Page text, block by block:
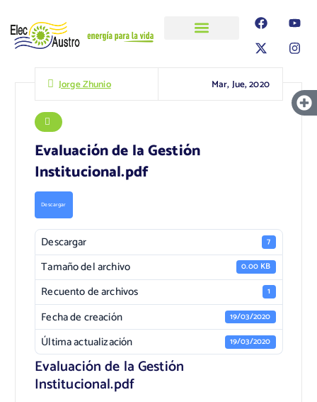
Jorge Zhunio Mar, Jue, 2020
Evaluación de la Gestión
Institucional.pdf
Descargar
Descargar 7
Tamaño del archivo 0.00 KB
Recuento de archivos 1
Fecha de creación 19/03/2020
Última actualización 19/03/2020
Evaluación de la Gestión
Institucional.pdf